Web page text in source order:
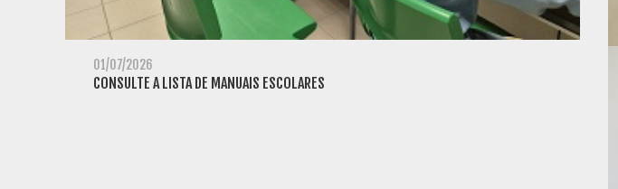
01/07/2026
CONSULTE A LISTA DE MANUAIS ESCOLARES